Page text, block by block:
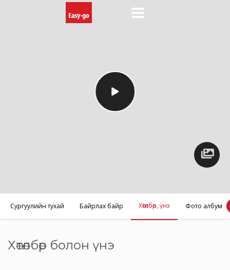
Сургуулийн тухай Байрлах байр Хөтөлбөр, үнэ Фото албум
Хөтөлбөр болон үнэ